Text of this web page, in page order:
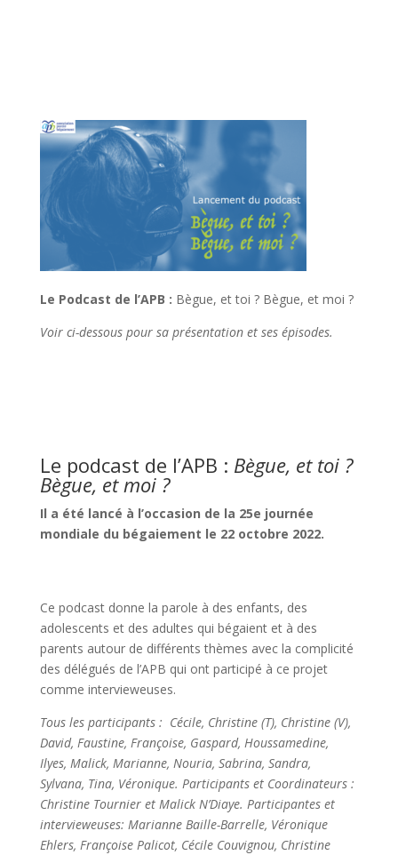
Le Podcast de l’APB : Bègue, et toi ? Bègue, et moi ?
Voir ci-dessous pour sa présentation et ses épisodes.
Le podcast de l’APB : Bègue, et toi ?
Bègue, et moi ?
Il a été lancé à l’occasion de la 25e journée
mondiale du bégaiement le 22 octobre 2022.
Ce podcast donne la parole à des enfants, des
adolescents et des adultes qui bégaient et à des
parents autour de différents thèmes avec la complicité
des délégués de l’APB qui ont participé à ce projet
comme intervieweuses.
Tous les participants : Cécile, Christine (T), Christine (V),
David, Faustine, Françoise, Gaspard, Houssamedine,
Ilyes, Malick, Marianne, Nouria, Sabrina, Sandra,
Sylvana, Tina, Véronique. Participants et Coordinateurs :
Christine Tournier et Malick N’Diaye. Participantes et
intervieweuses: Marianne Baille-Barrelle, Véronique
Ehlers, Françoise Palicot, Cécile Couvignou, Christine